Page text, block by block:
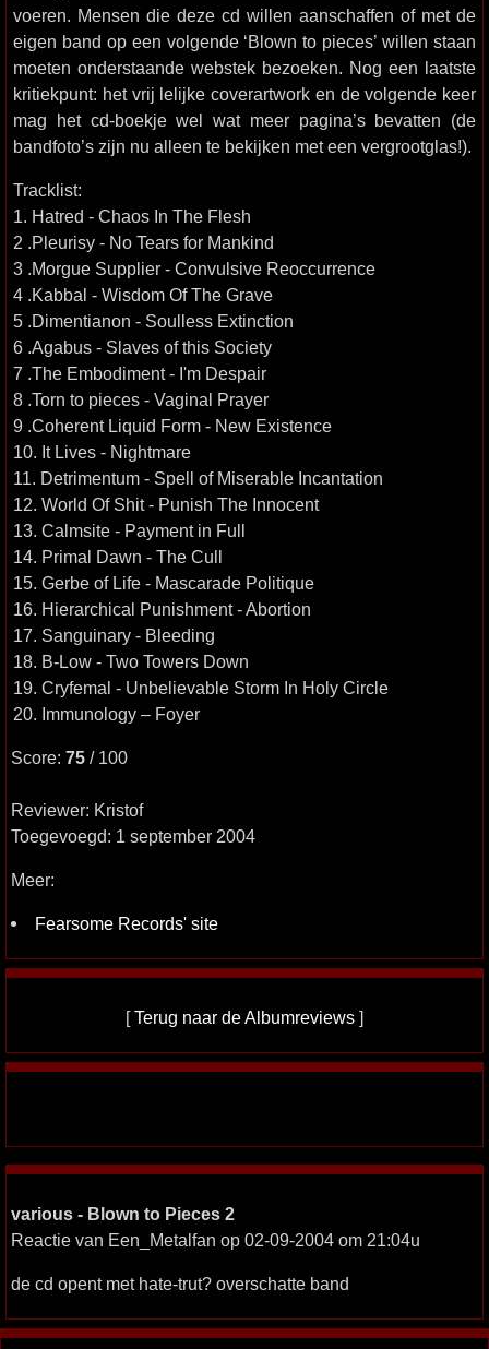
voeren. Mensen die deze cd willen aanschaffen of met de
eigen band op een volgende ‘Blown to pieces’ willen staan
moeten onderstaande webstek bezoeken. Nog een laatste
kritiekpunt: het vrij lelijke coverartwork en de volgende keer
mag het cd-boekje wel wat meer pagina’s bevatten (de
bandfoto’s zijn nu alleen te bekijken met een vergrootglas!).
Tracklist:
1. Hatred - Chaos In The Flesh
2 .Pleurisy - No Tears for Mankind
3 .Morgue Supplier - Convulsive Reoccurrence
4 .Kabbal - Wisdom Of The Grave
5 .Dimentianon - Soulless Extinction
6 .Agabus - Slaves of this Society
7 .The Embodiment - I'm Despair
8 .Torn to pieces - Vaginal Prayer
9 .Coherent Liquid Form - New Existence
10. It Lives - Nightmare
11. Detrimentum - Spell of Miserable Incantation
12. World Of Shit - Punish The Innocent
13. Calmsite - Payment in Full
14. Primal Dawn - The Cull
15. Gerbe of Life - Mascarade Politique
16. Hierarchical Punishment - Abortion
17. Sanguinary - Bleeding
18. B-Low - Two Towers Down
19. Cryfemal - Unbelievable Storm In Holy Circle
20. Immunology – Foyer
Score: 75 / 100
Reviewer: Kristof
Toegevoegd: 1 september 2004
Meer:
Fearsome Records' site
[Terug naar de Albumreviews ]
various - Blown to Pieces 2
Reactie van Een_Metalfan op 02-09-2004 om 21:04u
de cd opent met hate-trut? overschatte band